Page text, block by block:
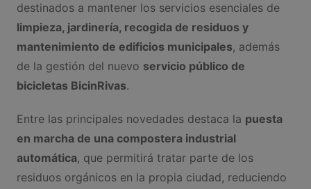
destinados a mantener los servicios esenciales de
limpieza, jardinería, recogida de residuos y
mantenimiento de edificios municipales, además
de la gestión del nuevo servicio público de
bicicletas BicinRivas.
Entre las principales novedades destaca la puesta
en marcha de una compostera industrial
automática, que permitirá tratar parte de los
residuos orgánicos en la propia ciudad, reduciendo